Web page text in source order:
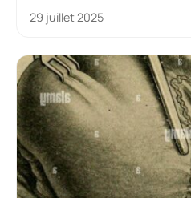
29 juillet 2025